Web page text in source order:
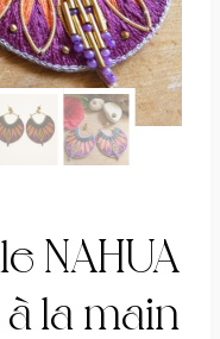
NAHUA
la main